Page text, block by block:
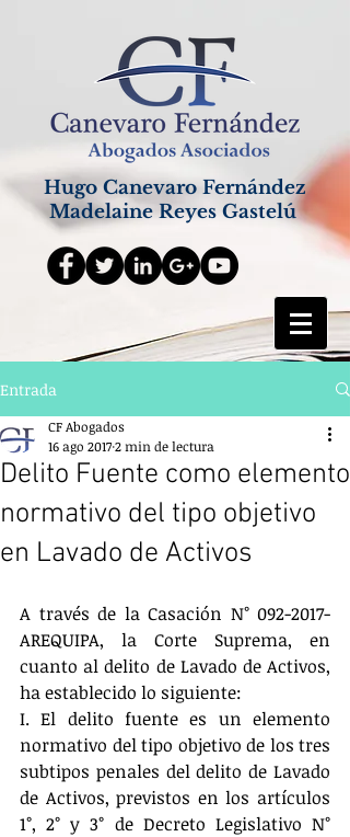
Hugo Canevaro Fernández
Madelaine Reyes Gastelú
Entrada
Delito Fuente como elemento
normativo del tipo objetivo
en Lavado de Activos
CF Abogados
16 ago 20172 min de lectura
A través de la Casación N° 092-2017-
AREQUIPA, la Corte Suprema, en
cuanto al delito de Lavado de Activos,
ha establecido lo siguiente:
I. El delito fuente es un elemento
normativo del tipo objetivo de los tres
subtipos penales del delito de Lavado
de Activos, previstos en los artículos
1°, 2° y 3° de Decreto Legislativo N°